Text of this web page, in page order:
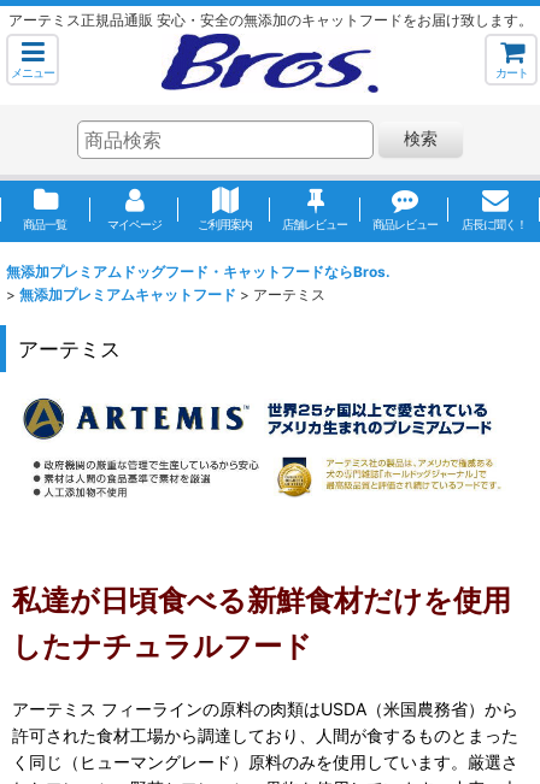
アーテミス正規品通販 安心・安全の無添加のキャットフードをお届け致します。
メニュー カート
検索
商品一覧 マイページ ご利用案内 店舗レビュー 商品レビュー 店長に聞く！
無添加プレミアムドッグフード・キャットフードならBros.
> 無添加プレミアムキャットフード > アーテミス
アーテミス
私達が日頃食べる新鮮食材だけを使用
したナチュラルフード
アーテミス フィーラインの原料の肉類はUSDA（米国農務省）から
許可された食材工場から調達しており、人間が食するものとまった
く同じ（ヒューマングレード）原料のみを使用しています。厳選さ